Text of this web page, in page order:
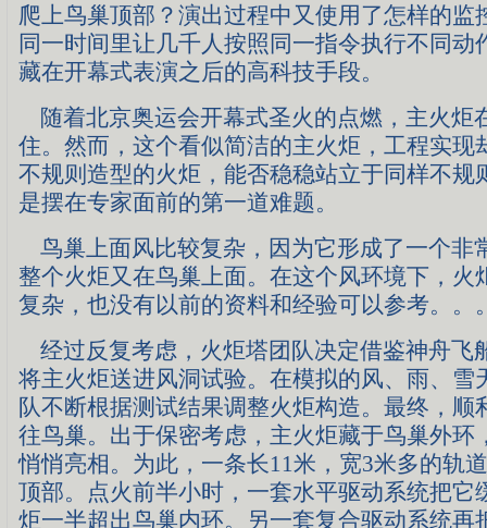
爬上鸟巢顶部？演出过程中又使用了怎样的监
同一时间里让几千人按照同一指令执行不同动
藏在开幕式表演之后的高科技手段。
随着北京奥运会开幕式圣火的点燃，主火炬
住。然而，这个看似简洁的主火炬，工程实现
不规则造型的火炬，能否稳稳站立于同样不规
是摆在专家面前的第一道难题。
鸟巢上面风比较复杂，因为它形成了一个非
整个火炬又在鸟巢上面。在这个风环境下，火
复杂，也没有以前的资料和经验可以参考。。
经过反复考虑，火炬塔团队决定借鉴神舟飞
将主火炬送进风洞试验。在模拟的风、雨、雪
队不断根据测试结果调整火炬构造。最终，顺
往鸟巢。出于保密考虑，主火炬藏于鸟巢外环
悄悄亮相。为此，一条长11米，宽3米多的轨
顶部。点火前半小时，一套水平驱动系统把它
炬一半超出鸟巢内环。另一套复合驱动系统再